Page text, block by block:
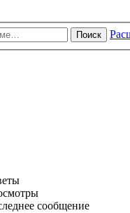
Поиск
сообщение